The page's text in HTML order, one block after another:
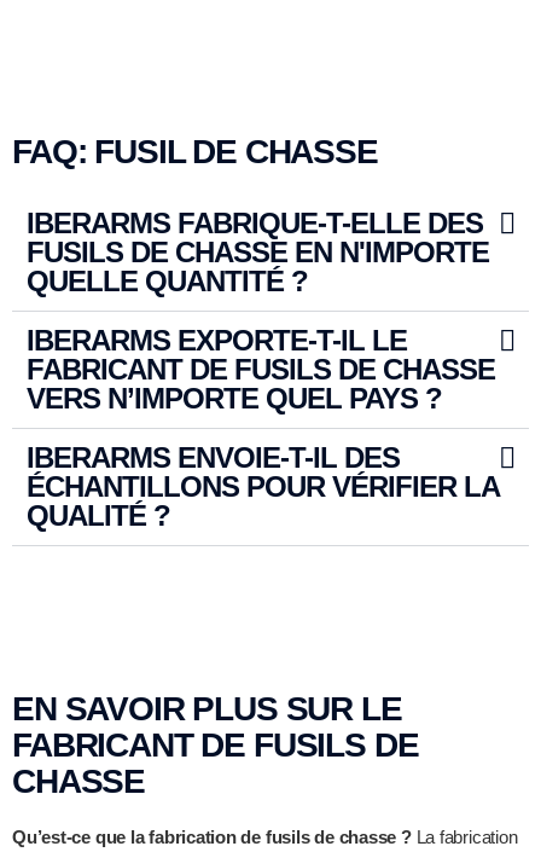
FAQ: FUSIL DE CHASSE
IBERARMS FABRIQUE-T-ELLE DES
FUSILS DE CHASSE EN N'IMPORTE
QUELLE QUANTITÉ ?
IBERARMS EXPORTE-T-IL LE
FABRICANT DE FUSILS DE CHASSE
VERS N’IMPORTE QUEL PAYS ?
IBERARMS ENVOIE-T-IL DES
ÉCHANTILLONS POUR VÉRIFIER LA
QUALITÉ ?
EN SAVOIR PLUS SUR LE
FABRICANT DE FUSILS DE
CHASSE
Qu’est-ce que la fabrication de fusils de chasse ?La fabrication